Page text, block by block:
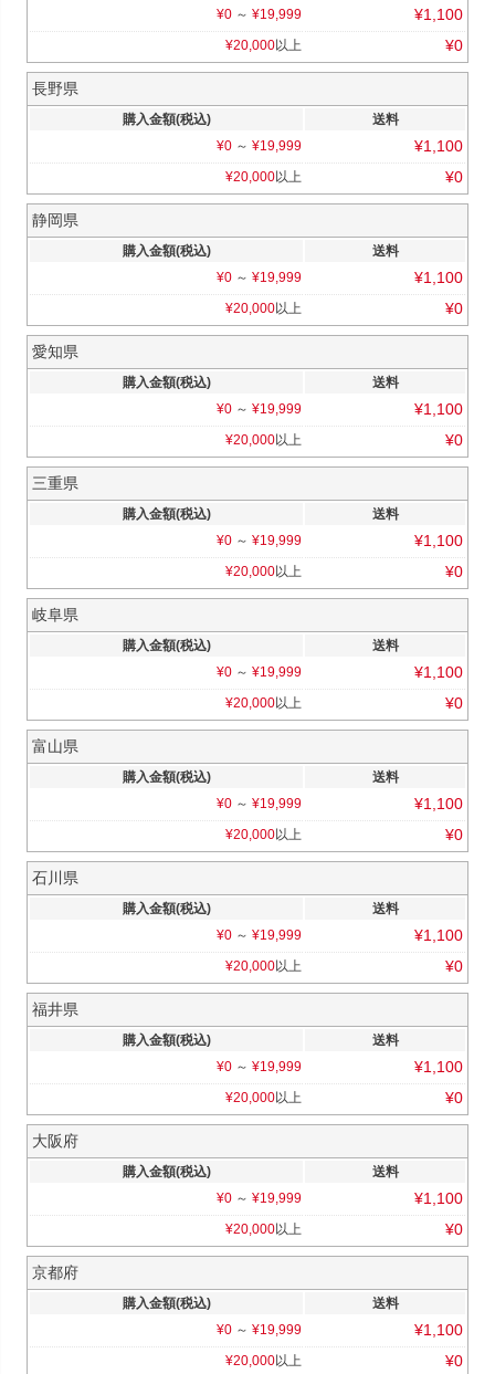
¥0 ～ ¥19,999 ¥1,100
¥20,000以上 ¥0
長野県
購入金額(税込)
送料
¥0 ～ ¥19,999 ¥1,100
¥20,000以上 ¥0
静岡県
購入金額(税込)
送料
¥0 ～ ¥19,999 ¥1,100
¥20,000以上 ¥0
愛知県
購入金額(税込)
送料
¥0 ～ ¥19,999 ¥1,100
¥20,000以上 ¥0
三重県
購入金額(税込)
送料
¥0 ～ ¥19,999 ¥1,100
¥20,000以上 ¥0
岐阜県
購入金額(税込)
送料
¥0 ～ ¥19,999 ¥1,100
¥20,000以上 ¥0
富山県
購入金額(税込)
送料
¥0 ～ ¥19,999 ¥1,100
¥20,000以上 ¥0
石川県
購入金額(税込)
送料
¥0 ～ ¥19,999 ¥1,100
¥20,000以上 ¥0
福井県
購入金額(税込)
送料
¥0 ～ ¥19,999 ¥1,100
¥20,000以上 ¥0
大阪府
購入金額(税込)
送料
¥0 ～ ¥19,999 ¥1,100
¥20,000以上 ¥0
京都府
購入金額(税込)
送料
¥0 ～ ¥19,999 ¥1,100
¥20,000以上 ¥0